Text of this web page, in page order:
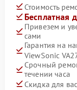
Стоимость
Бесплатная
Привезем и
сами
Гарантия на
ViewSonic
Срочный
течении часа
Скидка для